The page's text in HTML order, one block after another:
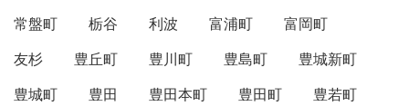
常盤町
栃谷 利波 富浦町
富岡町
友杉
豊丘町 豊川町 豊島町
豊城新町
豊城町
豊田 豊田本町 豊田町
豊若町